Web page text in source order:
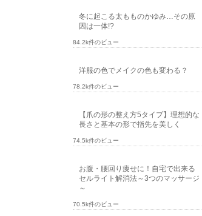
冬に起こる太もものかゆみ…その原
因は一体!?
84.2k件のビュー
洋服の色でメイクの色も変わる？
78.2k件のビュー
【爪の形の整え方5タイプ】理想的な
長さと基本の形で指先を美しく
74.5k件のビュー
お腹・腰回り痩せに！自宅で出来る
セルライト解消法～3つのマッサージ
～
70.5k件のビュー